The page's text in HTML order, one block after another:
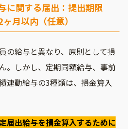
に関する届出：提出期限
月以内（任意）
の給与と異なり、原則として損
。しかし、定期同額給与、事前
連動給与の3種類は、損金算入
届出給与を損金算入するために